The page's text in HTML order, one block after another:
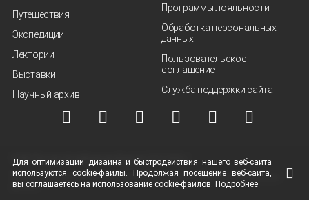
Путешествия
Экспедиции
Лектории
Выставки
Научный архив
Программы лояльности
Обработка персональных
данных
Пользовательское
соглашение
Служба поддержки сайта
© ВОО "Русское географическое общество", 2013-2026 г.
Условия использования материалов
Политика защиты и обработки персональных
данных
Для оптимизации дизайна и быстродействия нашего веб-сайта
используются cookie-файлы. Продолжая посещение веб-сайта,
вы соглашаетесь на использование cookie-файлов. Подробнее